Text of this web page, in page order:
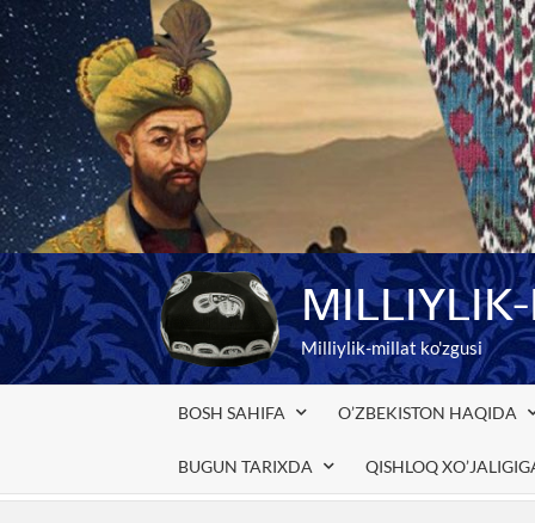
Skip
to
content
Milliylik-millat ko'zgusi
BOSH SAHIFA O’ZBEKISTON HAQIDA
BUGUN TARIXDA QISHLOQ